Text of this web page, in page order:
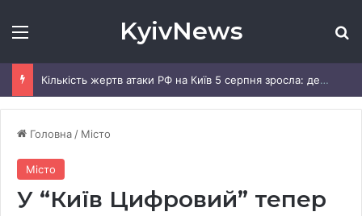
Меню KyivNews
Кількість жертв атаки РФ на Київ 5 серпня зросла: деталі
Головна / Місто
Місто
У “Київ Цифровий” тепер